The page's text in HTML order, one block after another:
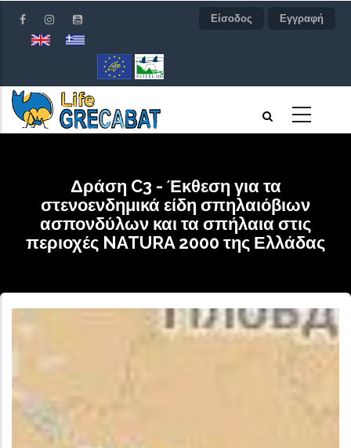
προς
περιεχόμενο
Είσοδος Εγγραφή
Δράση C3 - Έκθεση για τα
στενοενδημικά είδη σπηλαιόβιων
ασπονδύλων και τα σπήλαια στις
περιοχές NATURA 2000 της Ελλάδας